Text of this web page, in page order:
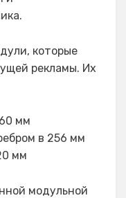
которые
рекламы. Их
мм
в 256 мм
мм
модульной